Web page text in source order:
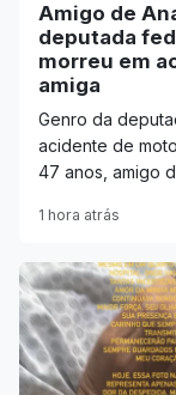
Amigo de
deputada
morreu em
amiga
Genro da
acidente de
47 anos, amigo
1 hora atrás